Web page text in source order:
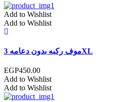
Add to Wishlist
Add to Wishlist
موف ركبه بدون دعامه 3XL
EGP450.00
Add to Wishlist
Add to Wishlist